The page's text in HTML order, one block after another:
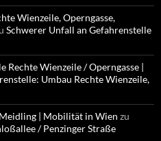
Wienzeile, Operngasse,
Schwerer Unfall an Gefahrenstelle
Rechte Wienzeile / Operngasse |
Umbau Rechte Wienzeile,
| Mobilität in Wien zu
/ Penzinger Straße